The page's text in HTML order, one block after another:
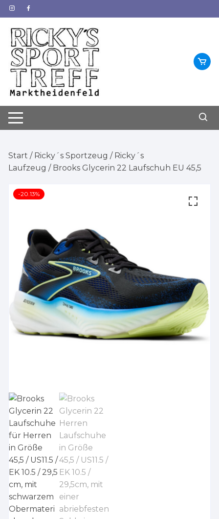
Zum
Inhalt
springen
Start / Ricky´s Sportzeug / Ricky´s
Laufzeug / Brooks Glycerin 22 Laufschuh EU 45,5
-20.13%